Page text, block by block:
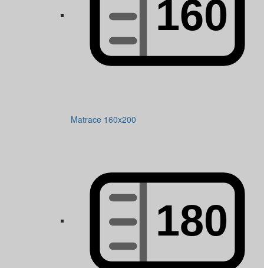
Matrace 160x200